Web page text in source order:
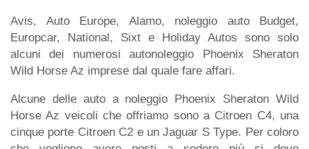
Avis, Auto Europe, Alamo, noleggio auto Budget,
Europcar, National, Sixt e Holiday Autos sono solo
alcuni dei numerosi autonoleggio Phoenix Sheraton
Wild Horse Az imprese dal quale fare affari.
Alcune delle auto a noleggio Phoenix Sheraton Wild
Horse Az veicoli che offriamo sono a Citroen C4, una
cinque porte Citroen C2 e un Jaguar S Type. Per coloro